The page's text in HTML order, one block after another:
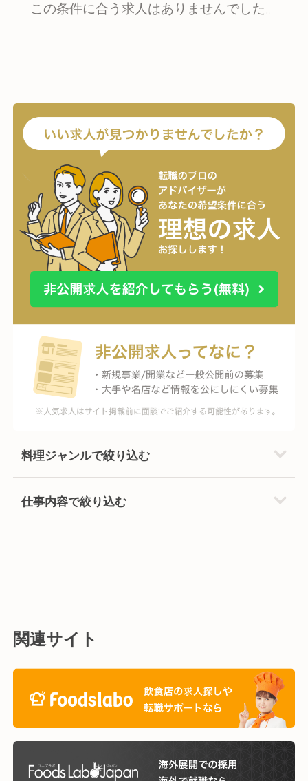
この条件に合う求人はありませんでした。
料理ジャンルで絞り込む
仕事内容で絞り込む
関連サイト